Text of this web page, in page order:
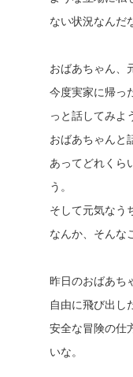
ない状況なんだ
おばあちゃん、
今度実家に帰っ
っと話してみよ
おばあちゃんと
あってどれくら
う。
そして元気なう
なんか、そんな
昨日のおばあち
自由に飛び出し
安全な冒険の仕
いな。